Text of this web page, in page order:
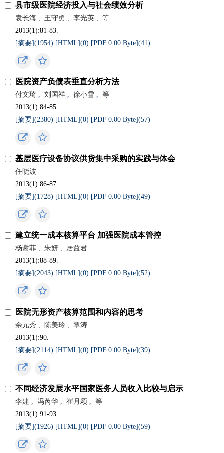
县市级医院经济投入与社会绩效分析
袁长海 , 王守勇 , 李光英 ,
等
2013(1):81-83.
[摘要](1954) [HTML](0) [PDF 0.00 Byte](41)
医院资产负债表垂直分析方法
付文琦 , 刘国祥 , 徐小雪 ,
等
2013(1):84-85.
[摘要](2380) [HTML](0) [PDF 0.00 Byte](57)
基层医疗设备协议供货集中采购的实践与体会
任晓波
2013(1):86-87.
[摘要](1728) [HTML](0) [PDF 0.00 Byte](49)
建立统一成本核算平台 加强医院成本管控
杨谢菲 , 朱妍 ,
居益君
2013(1):88-89.
[摘要](2043) [HTML](0) [PDF 0.00 Byte](52)
医院无形资产核算范围和内容的思考
余元秀 , 陈美玲 ,
覃涛
2013(1):90.
[摘要](2114) [HTML](0) [PDF 0.00 Byte](39)
不同经济发展水平国家医务人员收入比较与启示
李建 , 冯芮华 , 崔月颖 ,
等
2013(1):91-93.
[摘要](1926) [HTML](0) [PDF 0.00 Byte](59)